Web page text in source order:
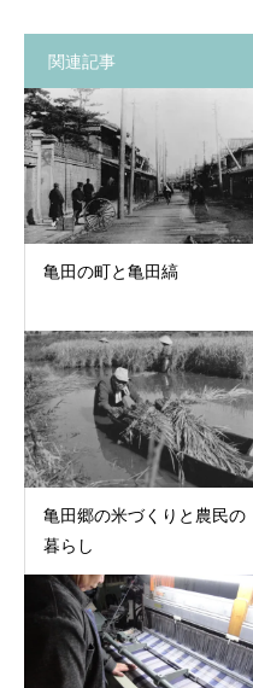
関連記事
亀田の町と亀田縞
亀田郷の米づくりと農民の
暮らし